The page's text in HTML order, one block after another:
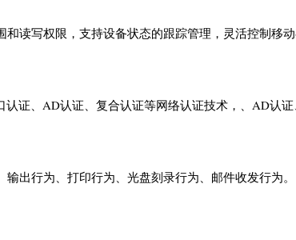
读写权限，支持设备状态的跟踪管理，灵活控制移
证、AD认证、复合认证等网络认证技术，、AD认
出行为、打印行为、光盘刻录行为、邮件收发行为。